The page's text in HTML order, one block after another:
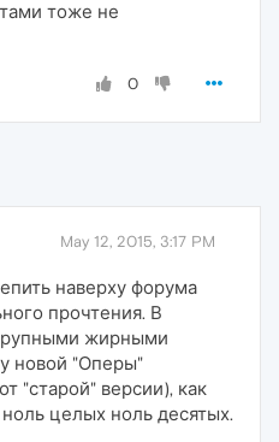
тоже не
0
May 12, 2015, 3:17 PM
наверху форума
прочтения. В
жирными
новой "Оперы"
"старой" версии), как
целых ноль десятых.